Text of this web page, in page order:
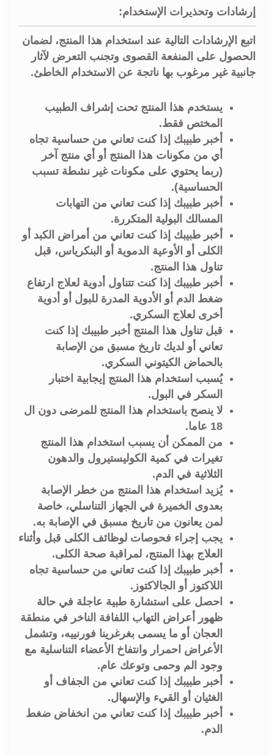
إرشادات وتحذيرات الإستخدام:
اتبع الإرشادات التالية عند استخدام هذا المنتج، لضمان
الحصول على المنفعة القصوى وتجنب التعرض لآثار
جانبية غير مرغوب بها ناتجة عن الاستخدام الخاطئ.
يستخدم هذا المنتج تحت إشراف الطبيب
المختص فقط.
أخبر طبيبك إذا كنت تعاني من حساسية تجاه
أي من مكونات هذا المنتج أو أي منتج آخر
(ربما يحتوي على مكونات غير نشطة تسبب
الحساسية).
أخبر طبيبك إذا كنت تعاني من التهابات
المسالك البولية المتكررة.
أخبر طبيبك إذا كنت تعاني من أمراض الكبد أو
الكلى أو الأوعية الدموية أو البنكرياس، قبل
تناول هذا المنتج.
أخبر طبيبك إذا كنت تتناول أدوية لعلاج ارتفاع
ضغط الدم أو الأدوية المدرة للبول أو أدوية
أخرى لعلاج السكري.
قبل تناول هذا المنتج أخبر طبيبك إذا كنت
تعاني أو لديك تاريخ مسبق من الإصابة
بالحماض الكيتوني السكري.
يُسبب استخدام هذا المنتج إيجابية اختبار
السكر في البول.
لا ينصح باستخدام هذا المنتج للمرضى دون ال
18 عاما.
من الممكن أن يسبب استخدام هذا المنتج
تغيرات في كمية الكوليستيرول والدهون
الثلاثية في الدم.
يُزيد استخدام هذا المنتج من خطر الإصابة
بعدوى الخميرة في الجهاز التناسلي، خاصة
لمن يعانون من تاريخ مسبق في الإصابة به.
يجب إجراء فحوصات لوظائف الكلى قبل وأثناء
العلاج بهذا المنتج، لمراقبة صحة الكلى.
أخبر طبيبك إذا كنت تعاني من حساسية تجاه
اللاكتوز أو الجالاكتوز.
احصل على استشارة طبية عاجلة في حالة
ظهور أعراض التهاب اللفافة الناخر في منطقة
العجان أو ما يسمى بغرغرينا فورنييه، وتشمل
الأعراض احمرار وانتفاخ الأعضاء التناسلية مع
وجود الم وحمى وتوعك عام.
أخبر طبيبك إذا كنت تعاني من الجفاف أو
الغثيان أو القيء والإسهال.
أخبر طبيبك إذا كنت تعاني من انخفاض ضغط
الدم.